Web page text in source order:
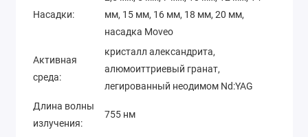
Насадки:
мм, 15 мм, 16 мм, 18 мм, 20 мм,
насадка Moveo
Активная
среда:
кристалл александрита,
алюмоиттриевый гранат,
легированный неодимом Nd:YAG
Длина волны
излучения:
755 нм